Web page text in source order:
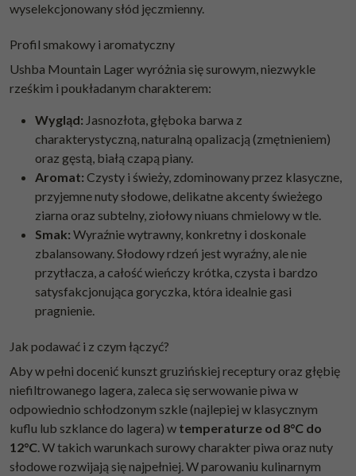
wyselekcjonowany słód jęczmienny.
Profil smakowy i aromatyczny
Ushba Mountain Lager wyróżnia się surowym, niezwykle
rześkim i poukładanym charakterem:
Wygląd: Jasnozłota, głęboka barwa z
charakterystyczną, naturalną opalizacją (zmętnieniem)
oraz gęstą, białą czapą piany.
Aromat: Czysty i świeży, zdominowany przez klasyczne,
przyjemne nuty słodowe, delikatne akcenty świeżego
ziarna oraz subtelny, ziołowy niuans chmielowy w tle.
Smak: Wyraźnie wytrawny, konkretny i doskonale
zbalansowany. Słodowy rdzeń jest wyraźny, ale nie
przytłacza, a całość wieńczy krótka, czysta i bardzo
satysfakcjonująca goryczka, która idealnie gasi
pragnienie.
Jak podawać i z czym łączyć?
Aby w pełni docenić kunszt gruzińskiej receptury oraz głębię
niefiltrowanego lagera, zaleca się serwowanie piwa w
odpowiednio schłodzonym szkle (najlepiej w klasycznym
kuflu lub szklance do lagera) w temperaturze od 8°C do
12°C. W takich warunkach surowy charakter piwa oraz nuty
słodowe rozwijają się najpełniej. W parowaniu kulinarnym